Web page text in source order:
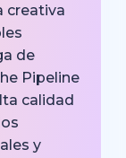
creativa
de
Pipeline
calidad
y